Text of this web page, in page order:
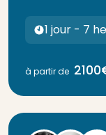
1 jour - 7
à partir de